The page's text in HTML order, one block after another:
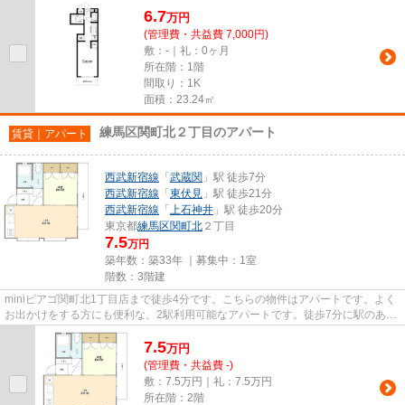
6.7万円
(管理費・共益費 7,000円)
敷：-｜礼：0ヶ月
所在階：1階
間取り：1K
面積：23.24㎡
賃貸｜アパート 練馬区関町北２丁目のアパート
西武新宿線 「 武蔵関 」駅 徒歩7分
西武新宿線 「 東伏見 」駅 徒歩21分
西武新宿線 「 上石神井 」駅 徒歩20分
東京都練馬区関町北 ２丁目
7.5万円
築年数：築33年 ｜募集中： 1室
階数：3階建
miniピアゴ関町北1丁目店まで徒歩4分です。こちらの物件はアパートです。よく
お出かけをする方にも便利な、2駅利用可能なアパートです。徒歩7分に駅のあ
る、ニーズの高い物件です。練...
7.5万円
(管理費・共益費 -)
敷：7.5万円｜礼：7.5万円
所在階：2階